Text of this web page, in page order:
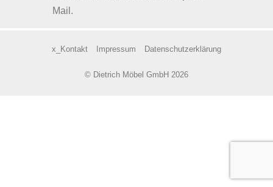
Mail.
x_Kontakt Impressum Datenschutzerklärung
© Dietrich Möbel GmbH 2026